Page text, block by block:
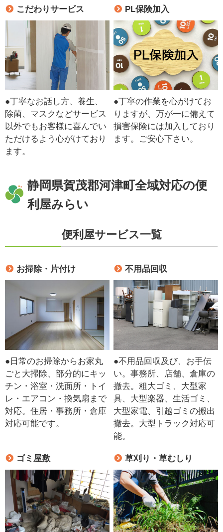
こだわりサービス
●丁寧なお話し方、養生、
除菌、マスクなどサービス
以外でもお客様に喜んでい
ただけるよう心がけており
ます。
PL保険加入
●丁寧の作業を心がけてお
りますが、万が一に備えて
損害保険には加入しており
ます。ご安心下さい。
静岡県賀茂郡河津町全域対応の便
利屋みらい
便利屋サービス一覧
お掃除・片付け
●日常のお掃除からお家丸
ごと大掃除、部分的にキッ
チン・浴室・洗面所・トイ
レ・エアコン・換気扇まで
対応。住居・事務所・倉庫
対応可能です。
不用品回収
●不用品回収及び、お手伝
い。事務所、店舗、倉庫の
撤去。粗大ゴミ、大型家
具、大型楽器、生活ゴミ、
大型家電、引越ゴミの搬出
撤去。大型トラック対応可
能。
ゴミ屋敷 草刈り・草むしり